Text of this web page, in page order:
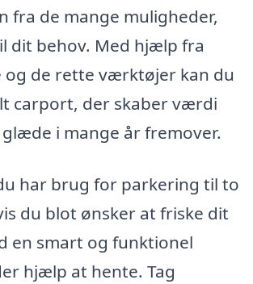
fra de mange muligheder,
dit behov. Med hjælp fra
og de rette værktøjer kan du
carport, der skaber værdi
i mange år fremover.
har brug for parkering til to
du blot ønsker at friske dit
en smart og funktionel
hjælp at hente. Tag